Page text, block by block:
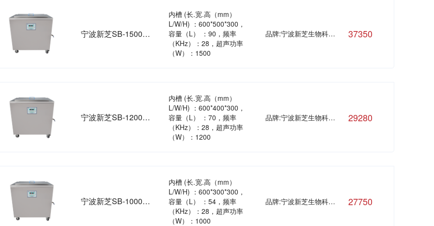
宁波新芝SB-1500DT加热型超声波清洗机
内槽 (长.宽.高（mm）
L/W/H) ：600*500*300，
容量（L） ：90，频率
（KHz）：28，超声功率
（W）：1500
品牌:宁波新芝生物科技股份有限公司 37350
宁波新芝SB-1200DT加热型超声波清洗机
内槽 (长.宽.高（mm）
L/W/H) ：600*400*300，
容量（L） ：70，频率
（KHz）：28，超声功率
（W）：1200
品牌:宁波新芝生物科技股份有限公司 29280
宁波新芝SB-1000DT加热型超声波清洗机
内槽 (长.宽.高（mm）
L/W/H) ：600*300*300，
容量（L） ：54，频率
（KHz）：28，超声功率
（W）：1000
品牌:宁波新芝生物科技股份有限公司 27750